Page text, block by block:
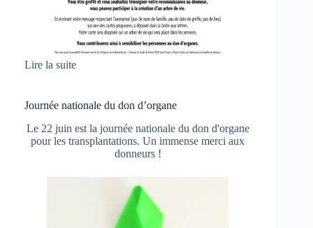
Lire la suite
Journée nationale du don d’organe
Le 22 juin est la journée nationale du don d'organe
pour les transplantations. Un immense merci aux
donneurs !